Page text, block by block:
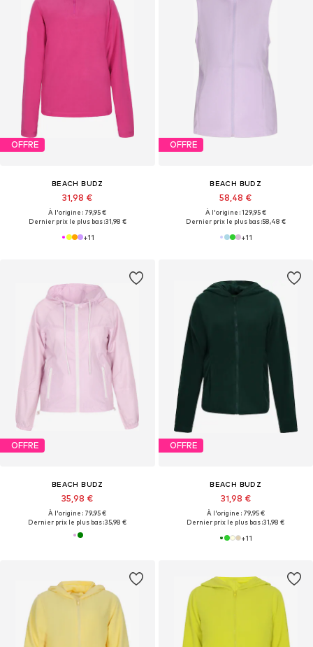
OFFRE
BEACH BUDZ
31,98 €
À l'origine : 79,95 €
Dernier prix le plus bas :31,98 €
+11
OFFRE
BEACH BUDZ
58,48 €
À l'origine : 129,95 €
Dernier prix le plus bas :58,48 €
+11
OFFRE
BEACH BUDZ
35,98 €
À l'origine : 79,95 €
Dernier prix le plus bas :35,98 €
OFFRE
BEACH BUDZ
31,98 €
À l'origine : 79,95 €
Dernier prix le plus bas :31,98 €
+11